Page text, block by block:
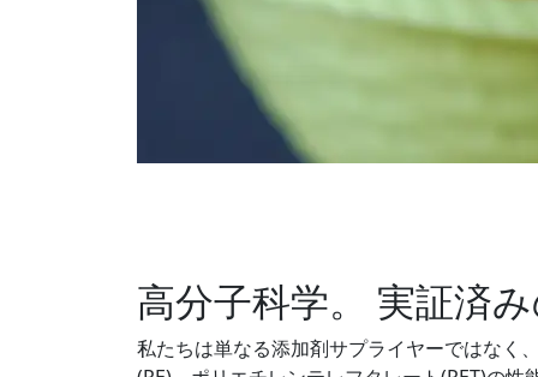
高分子科学。 実証済
私たちは単なる添加剤サプライヤーではなく